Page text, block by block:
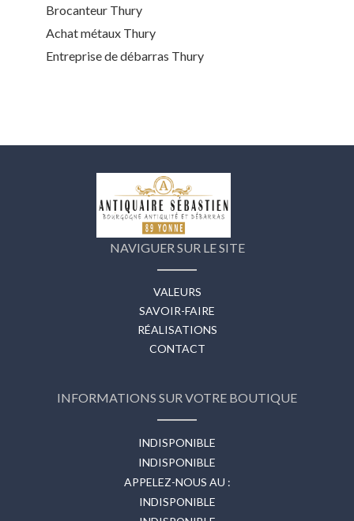
Brocanteur Thury
Achat métaux Thury
Entreprise de débarras Thury
NAVIGUER SUR LE SITE
VALEURS
SAVOIR-FAIRE
RÉALISATIONS
CONTACT
INFORMATIONS SUR VOTRE BOUTIQUE
INDISPONIBLE
INDISPONIBLE
APPELEZ-NOUS AU :
INDISPONIBLE